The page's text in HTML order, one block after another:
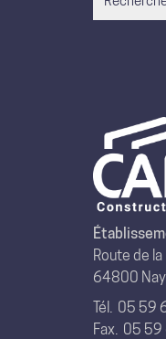
for:
Route de
64800 Nay
Tél. 05 59
Fax. 05